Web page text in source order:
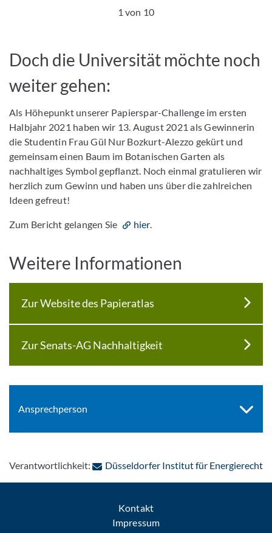
1 von 10
Doch die Universität möchte noch
weiter gehen:
Als Höhepunkt unserer Papierspar-Challenge im ersten
Halbjahr 2021 haben wir 13. August 2021 als Gewinnerin
die Studentin Frau Gül Nur Bozkurt-Alezzo gekürt und
gemeinsam einen Baum im Botanischen Garten als
nachhaltiges Symbol gepflanzt. Noch einmal gratulieren wir
herzlich zum Gewinn und haben uns über die zahlreichen
Ideen gefreut!
Zum Bericht gelangen Sie hier.
Weitere Informationen
Zur Website des Papieratlas
Zur Senats-AG Nachhaltigkeit
Ansprechperson
Verantwortlichkeit: Düsseldorfer Institut für Energierecht:
Kontakt
Impressum